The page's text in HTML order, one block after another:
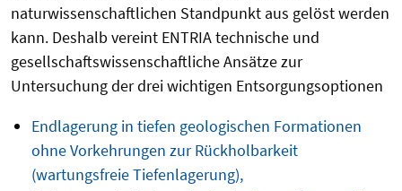
naturwissenschaftlichen Standpunkt aus gelöst werden
kann. Deshalb vereint ENTRIA technische und
gesellschaftswissenschaftliche Ansätze zur
Untersuchung der drei wichtigen Entsorgungsoptionen
Endlagerung in tiefen geologischen Formationen
ohne Vorkehrungen zur Rückholbarkeit
(wartungsfreie Tiefenlagerung),